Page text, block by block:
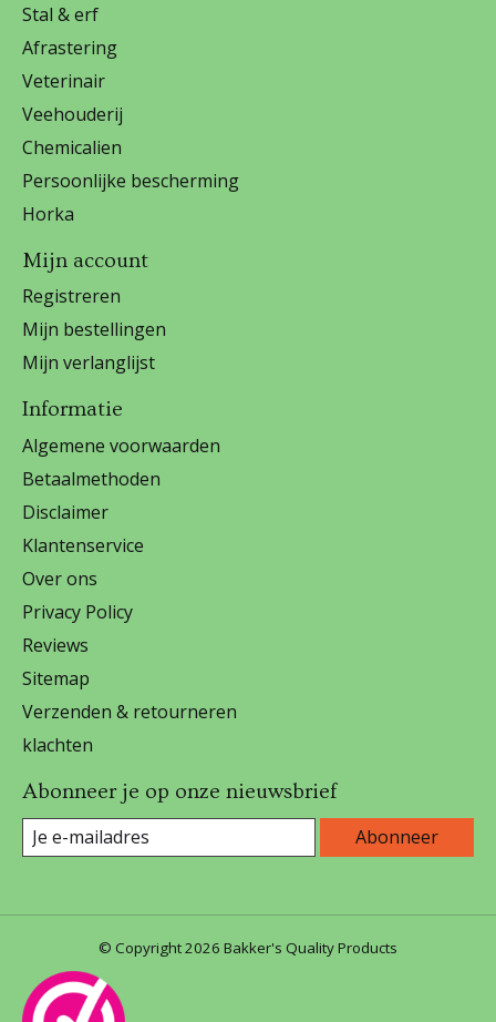
Stal & erf
Afrastering
Veterinair
Veehouderij
Chemicalien
Persoonlijke bescherming
Horka
Mijn account
Registreren
Mijn bestellingen
Mijn verlanglijst
Informatie
Algemene voorwaarden
Betaalmethoden
Disclaimer
Klantenservice
Over ons
Privacy Policy
Reviews
Sitemap
Verzenden & retourneren
klachten
Abonneer je op onze nieuwsbrief
Abonneer
© Copyright 2026 Bakker's Quality Products